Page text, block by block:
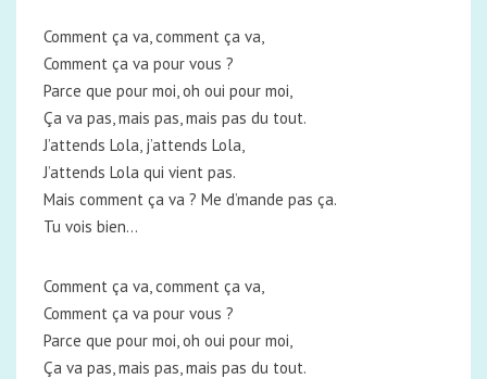
Comment ça va, comment ça va,
Comment ça va pour vous ?
Parce que pour moi, oh oui pour moi,
Ça va pas, mais pas, mais pas du tout.
J’attends Lola, j’attends Lola,
J’attends Lola qui vient pas.
Mais comment ça va ? Me d’mande pas ça.
Tu vois bien…
Comment ça va, comment ça va,
Comment ça va pour vous ?
Parce que pour moi, oh oui pour moi,
Ça va pas, mais pas, mais pas du tout.